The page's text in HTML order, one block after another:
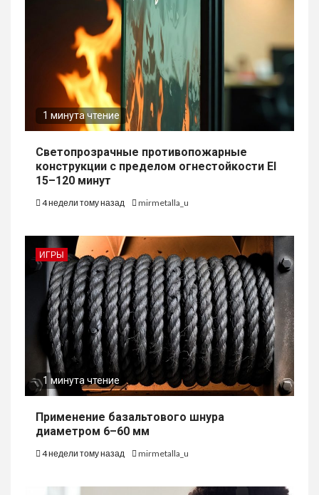
1 минута чтение
Светопрозрачные противопожарные
конструкции с пределом огнестойкости EI
15–120 минут
4 недели тому назад mirmetalla_u
ИГРЫ
1 минута чтение
Применение базальтового шнура
диаметром 6–60 мм
4 недели тому назад mirmetalla_u